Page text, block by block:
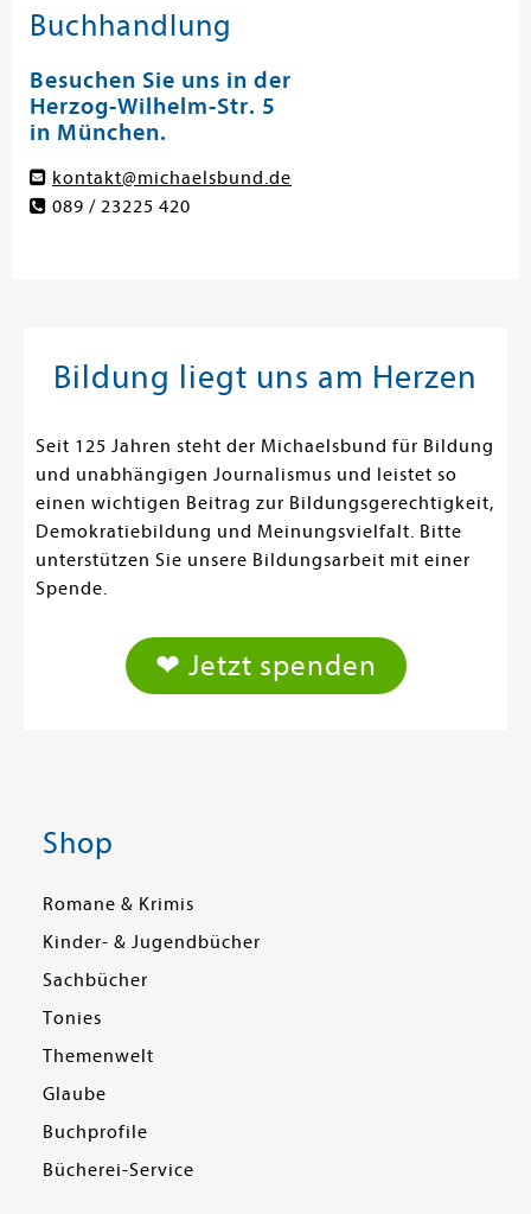
Buchhandlung
Besuchen Sie uns in der
Herzog-Wilhelm-Str. 5
in München.
kontakt@michaelsbund.de
089 / 23225 420
Bildung liegt uns am Herzen
Seit 125 Jahren steht der Michaelsbund für Bildung
und unabhängigen Journalismus und leistet so
einen wichtigen Beitrag zur Bildungsgerechtigkeit,
Demokratiebildung und Meinungsvielfalt. Bitte
unterstützen Sie unsere Bildungsarbeit mit einer
Spende.
❤ Jetzt spenden
Shop
Romane & Krimis
Kinder- & Jugendbücher
Sachbücher
Tonies
Themenwelt
Glaube
Buchprofile
Bücherei-Service